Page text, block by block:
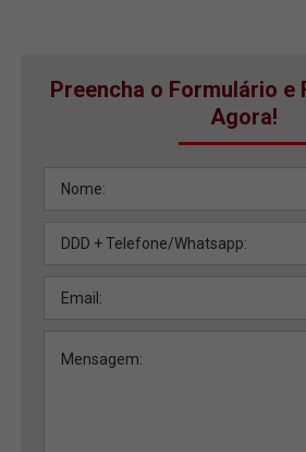
Preencha o Formulário e
Agora!